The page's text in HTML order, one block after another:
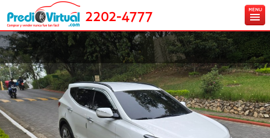
2202-4777
Inicio
Ingresa tu vehículo gratis
Carros en venta
Créditos y Seguros
Contáctanos